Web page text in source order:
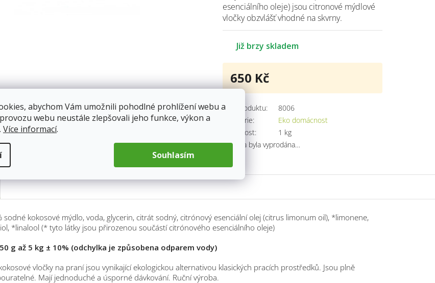
abychom Vám umožnili pohodlné prohlížení webu a
webu neustále zlepšovali jeho funkce, výkon a
Více informací.
Souhlasím
Již brzy skladem
esenciálního oleje) jsou citronové mýdlové
vločky obzvlášť vhodné na skvrny.
Kód produktu:
8006
Kategorie:
Eko domácnost
Hmotnost:
1 kg
Položka byla vyprodána…
650 Kč
Měrná
sodné kokosové mýdlo, voda, glycerin, citrát sodný, citrónový esenciální olej (citrus limonum oil), *limonene,
*linalool (* tyto látky jsou přirozenou součástí citrónového esenciálního oleje)
g až 5 kg ± 10% (odchylka je způsobena odparem vody)
vločky na praní jsou vynikající ekologickou alternativou klasických pracích prostředků. Jsou plně
Mají jednoduché a úsporné dávkování. Ruční výroba.